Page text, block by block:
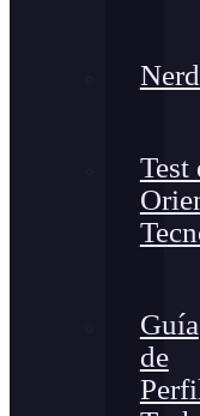
Test
Guía
de